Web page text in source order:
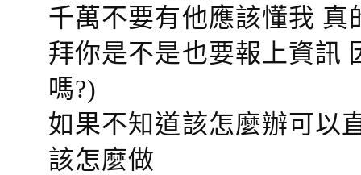
千萬不要有他應該懂我
拜你是不是也要報上資訊
嗎?)
如果不知道該怎麼辦可以
該怎麼做